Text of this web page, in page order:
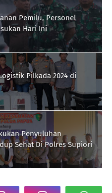
Pemilu, Personel
Hari Ini
Pilkada 2024 di
Penyuluhan
Sehat Di Polres Supiori